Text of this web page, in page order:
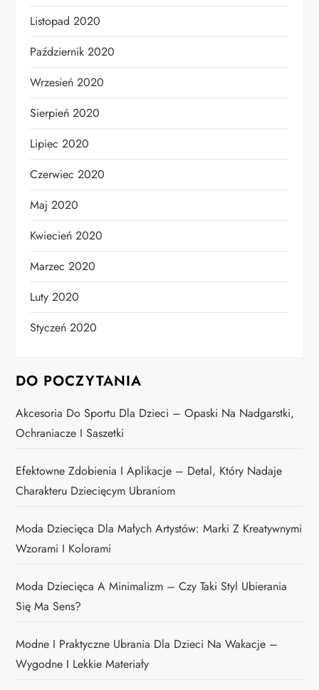
Listopad 2020
Październik 2020
Wrzesień 2020
Sierpień 2020
Lipiec 2020
Czerwiec 2020
Maj 2020
Kwiecień 2020
Marzec 2020
Luty 2020
Styczeń 2020
DO POCZYTANIA
Akcesoria Do Sportu Dla Dzieci – Opaski Na Nadgarstki,
Ochraniacze I Saszetki
Efektowne Zdobienia I Aplikacje – Detal, Który Nadaje
Charakteru Dziecięcym Ubraniom
Moda Dziecięca Dla Małych Artystów: Marki Z Kreatywnymi
Wzorami I Kolorami
Moda Dziecięca A Minimalizm – Czy Taki Styl Ubierania
Się Ma Sens?
Modne I Praktyczne Ubrania Dla Dzieci Na Wakacje –
Wygodne I Lekkie Materiały